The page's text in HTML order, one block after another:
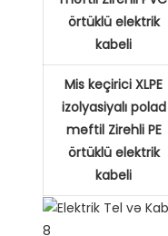
örtüklü elektrik
kabeli
Mis keçirici XLPE
izolyasiyalı polad
məftil Zirehli PE
örtüklü elektrik
kabeli